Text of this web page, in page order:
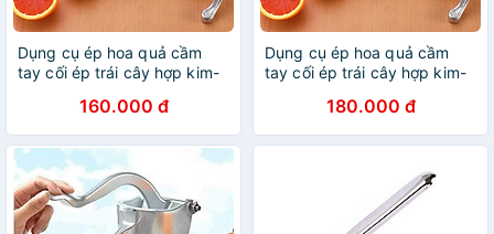
Dụng cụ ép hoa quả cầm
tay cối ép trái cây hợp kim-
160.000 đ
Dụng cụ ép hoa quả cầm
tay cối ép trái cây hợp kim-
180.000 đ